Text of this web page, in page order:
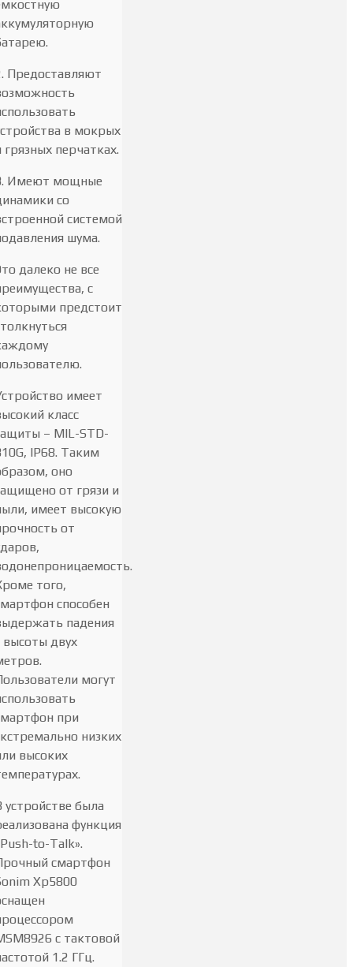
Предоставляют
в мокрых
грязных перчатках.
Имеют мощные
со
системой
шума.
далеко не все
с
предстоит
имеет
класс
– MIL-STD-
IP68. Таким
оно
от грязи и
имеет высокую
от
того,
способен
падения
высоты двух
могут
при
низких
высоких
устройстве была
функция
to-Talk».
смартфон
Xp5800
с тактовой
1.2 ГГц.